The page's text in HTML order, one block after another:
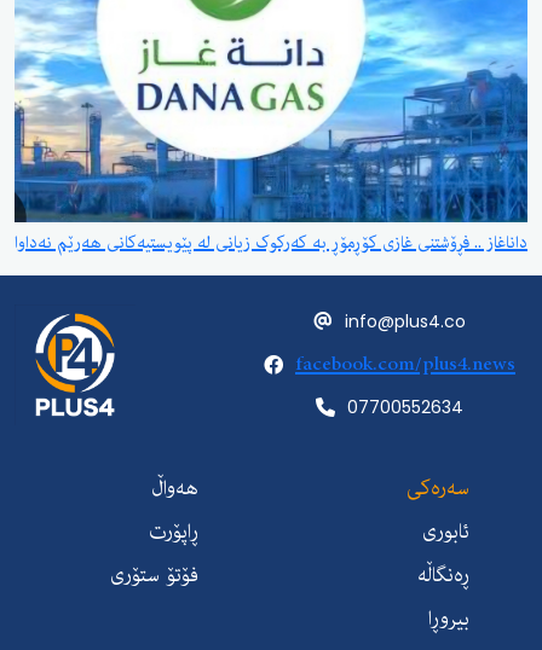
داناغاز .. فڕۆشتنی غازی کۆڕمۆڕ بە کەرکوک زیانی لە پێویستیەکانی هەرێم نەداوا
info@plus4.co
facebook.com/plus4.news
07700552634
سەرەکی
هەواڵ
ئابوری
ڕاپۆرت
ڕەنگاڵە
فۆتۆ ستۆری
بیروڕا